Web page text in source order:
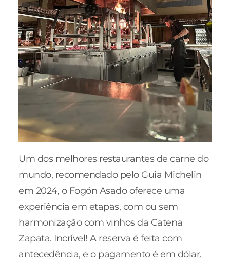
Um dos melhores restaurantes de carne do
mundo, recomendado pelo Guia Michelin
em 2024, o Fogón Asado oferece uma
experiência em etapas, com ou sem
harmonização com vinhos da Catena
Zapata. Incrível! A reserva é feita com
antecedência, e o pagamento é em dólar.